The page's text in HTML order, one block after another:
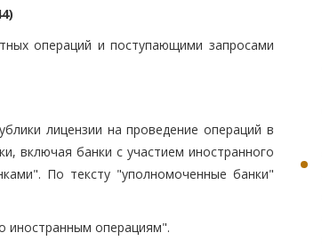
операций и поступающими запросами
лицензии на проведение операций в
включая банки с участием иностранного
По тексту "уполномоченные банки"
иностранным операциям".